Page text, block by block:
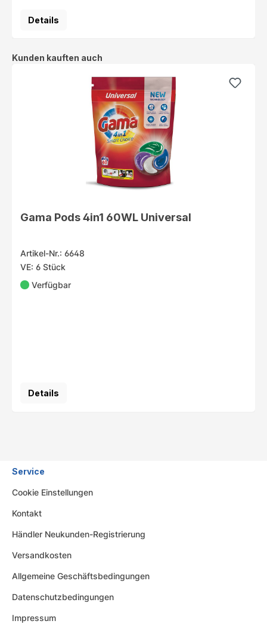
Details
Produktgalerie überspringen
Kunden kauften auch
Gama Pods 4in1 60WL Universal
Artikel-Nr.: 6648
VE: 6 Stück
Verfügbar
Details
Service
Cookie Einstellungen
Kontakt
Händler Neukunden-Registrierung
Versandkosten
Allgemeine Geschäftsbedingungen
Datenschutzbedingungen
Impressum